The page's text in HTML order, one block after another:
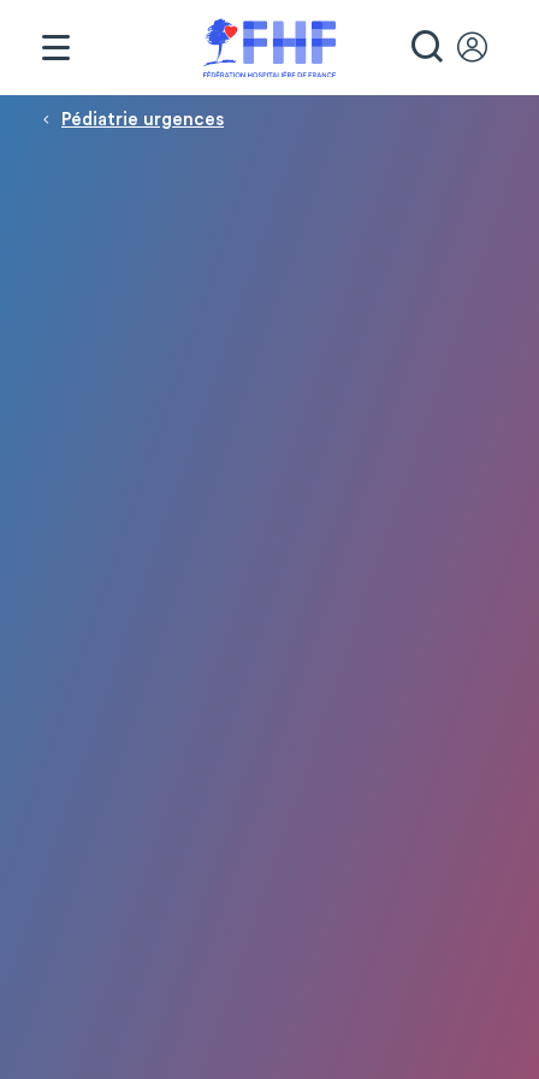
Fil d'Ariane
Pédiatrie urgences
Panneau de gestion des cookies